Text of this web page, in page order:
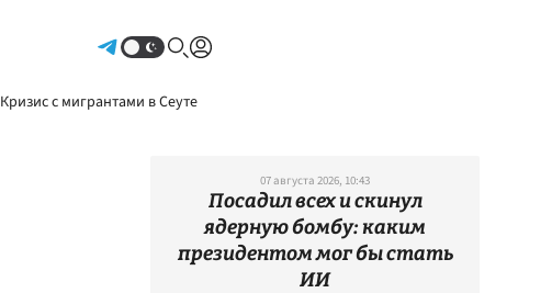
Кризис с мигрантами в Сеуте
07 августа 2026, 10:43
Посадил всех и скинул
ядерную бомбу: каким
президентом мог бы стать
ИИ